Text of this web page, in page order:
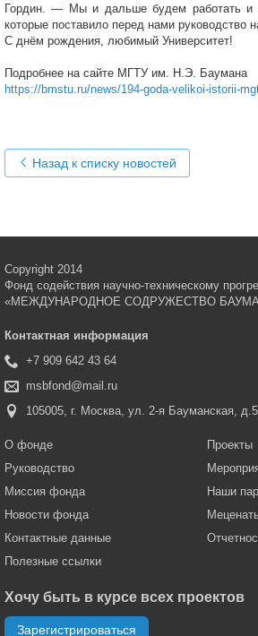
Гордин. — Мы и дальше будем работать и
которые поставило перед нами руководство
С днём рождения, любимый Университет!
Подробнее на сайте МГТУ им. Н.Э. Баумана
https://bmstu.ru/news/194-goda-velikoi-istorii-
Назад к списку новостей
Copyright 2014
Фонд содействия научно-техническому
«МЕЖДУНАРОДНОЕ СОДРУЖЕСТВО
Контактная информация
+7 909 642 43 64
msbfond@mail.ru
105005, г. Москва, ул. 2-я Бауманская,
О фонде
Руководство
Миссия фонда
Новости фонда
Контактные данные
Полезные ссылки
Проекты
Наши
Хочу быть в курсе всех проектов
Зарегистрироваться